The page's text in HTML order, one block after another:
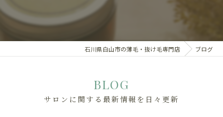
石川県白山市の薄毛・抜け毛専門店 ブログ
BLOG
サロンに関する最新情報を日々更新